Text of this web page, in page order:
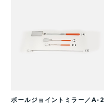
ボールジョイントミラー／A-2